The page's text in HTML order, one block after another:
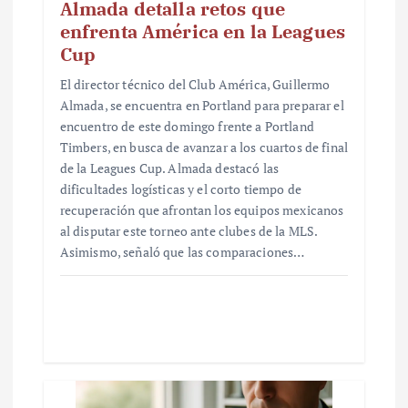
Almada detalla retos que
enfrenta América en la Leagues
Cup
El director técnico del Club América, Guillermo
Almada, se encuentra en Portland para preparar el
encuentro de este domingo frente a Portland
Timbers, en busca de avanzar a los cuartos de final
de la Leagues Cup. Almada destacó las
dificultades logísticas y el corto tiempo de
recuperación que afrontan los equipos mexicanos
al disputar este torneo ante clubes de la MLS.
Asimismo, señaló que las comparaciones…